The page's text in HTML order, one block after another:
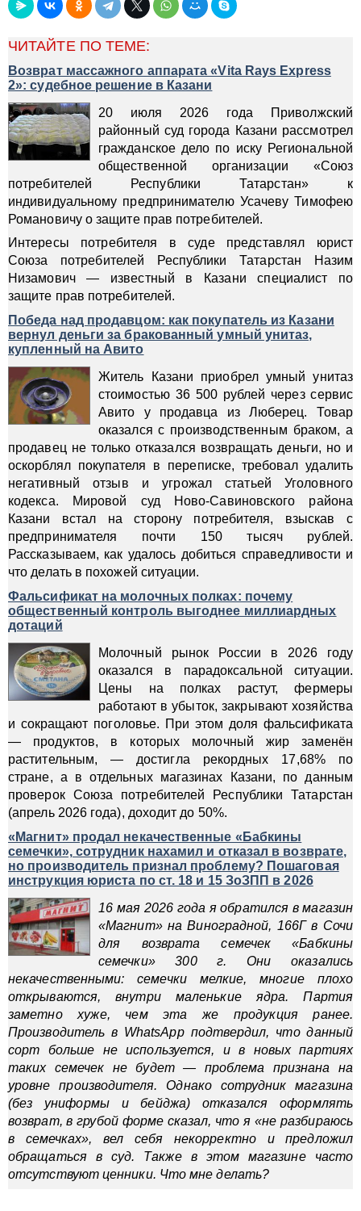
ЧИТАЙТЕ ПО ТЕМЕ:
Возврат массажного аппарата «Vita Rays Express
2»: судебное решение в Казани
20 июля 2026 года Приволжский
районный суд города Казани рассмотрел
гражданское дело по иску Региональной
общественной организации «Союз
потребителей Республики Татарстан» к
индивидуальному предпринимателю Усачеву Тимофею
Романовичу о защите прав потребителей.
Интересы потребителя в суде представлял юрист
Союза потребителей Республики Татарстан Назим
Низамович — известный в Казани специалист по
защите прав потребителей.
Победа над продавцом: как покупатель из Казани
вернул деньги за бракованный умный унитаз,
купленный на Авито
Житель Казани приобрел умный унитаз
стоимостью 36 500 рублей через сервис
Авито у продавца из Люберец. Товар
оказался с производственным браком, а
продавец не только отказался возвращать деньги, но и
оскорблял покупателя в переписке, требовал удалить
негативный отзыв и угрожал статьей Уголовного
кодекса. Мировой суд Ново-Савиновского района
Казани встал на сторону потребителя, взыскав с
предпринимателя почти 150 тысяч рублей.
Рассказываем, как удалось добиться справедливости и
что делать в похожей ситуации.
Фальсификат на молочных полках: почему
общественный контроль выгоднее миллиардных
дотаций
Молочный рынок России в 2026 году
оказался в парадоксальной ситуации.
Цены на полках растут, фермеры
работают в убыток, закрывают хозяйства
и сокращают поголовье. При этом доля фальсификата
— продуктов, в которых молочный жир заменён
растительным, — достигла рекордных 17,68% по
стране, а в отдельных магазинах Казани, по данным
проверок Союза потребителей Республики Татарстан
(апрель 2026 года), доходит до 50%.
«Магнит» продал некачественные «Бабкины
семечки», сотрудник нахамил и отказал в возврате,
но производитель признал проблему? Пошаговая
инструкция юриста по ст. 18 и 15 ЗоЗПП в 2026
16 мая 2026 года я обратился в магазин
«Магнит» на Виноградной, 166Г в Сочи
для возврата семечек «Бабкины
семечки» 300 г. Они оказались
некачественными: семечки мелкие, многие плохо
открываются, внутри маленькие ядра. Партия
заметно хуже, чем эта же продукция ранее.
Производитель в WhatsApp подтвердил, что данный
сорт больше не используется, и в новых партиях
таких семечек не будет — проблема признана на
уровне производителя. Однако сотрудник магазина
(без униформы и бейджа) отказался оформлять
возврат, в грубой форме сказал, что я «не разбираюсь
в семечках», вел себя некорректно и предложил
обращаться в суд. Также в этом магазине часто
отсутствуют ценники. Что мне делать?